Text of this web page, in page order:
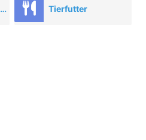
Tierbedarf & Tierhandel Tierfutter